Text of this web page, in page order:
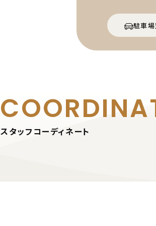
駐車
スタッフコーディネート